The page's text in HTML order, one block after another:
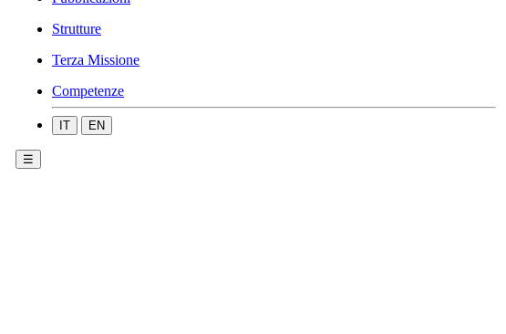
Strutture
Terza Missione
Competenze
IT EN
☰